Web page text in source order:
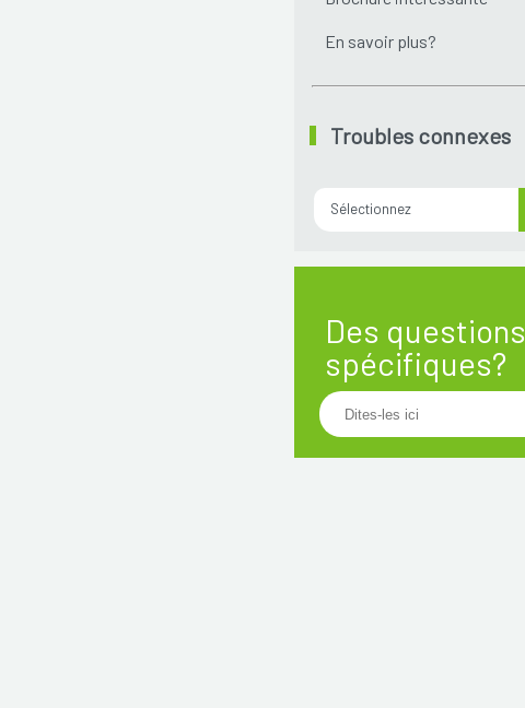
En savoir plus?
Troubles connexes
Sélectionnez
Des questions
spécifiques?